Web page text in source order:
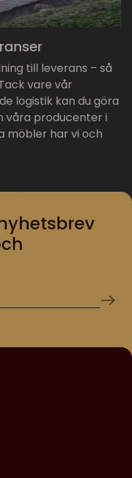
till leverans – så
vare vår
logistik kan du göra
våra producenter i
möbler har vi och